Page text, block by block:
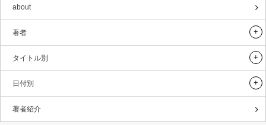
about
著者
タイトル別
日付別
著者紹介